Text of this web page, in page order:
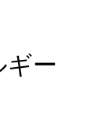
ギー